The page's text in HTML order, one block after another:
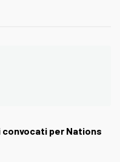
convocati per Nations